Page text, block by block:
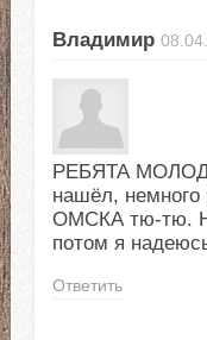
Владимир
РЕБЯТА
нашёл, немного
ОМСКА тю-тю.
потом я
Ответить